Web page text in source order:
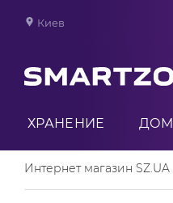
Киев
ХРАНЕНИЕ ДОМ
Интернет магазин SZ.UA